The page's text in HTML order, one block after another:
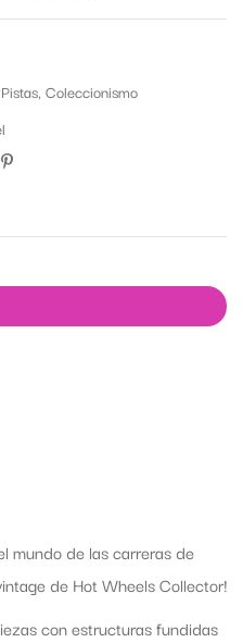
, Coleccionismo
mundo de las carreras de
de Hot Wheels Collector!
con estructuras fundidas